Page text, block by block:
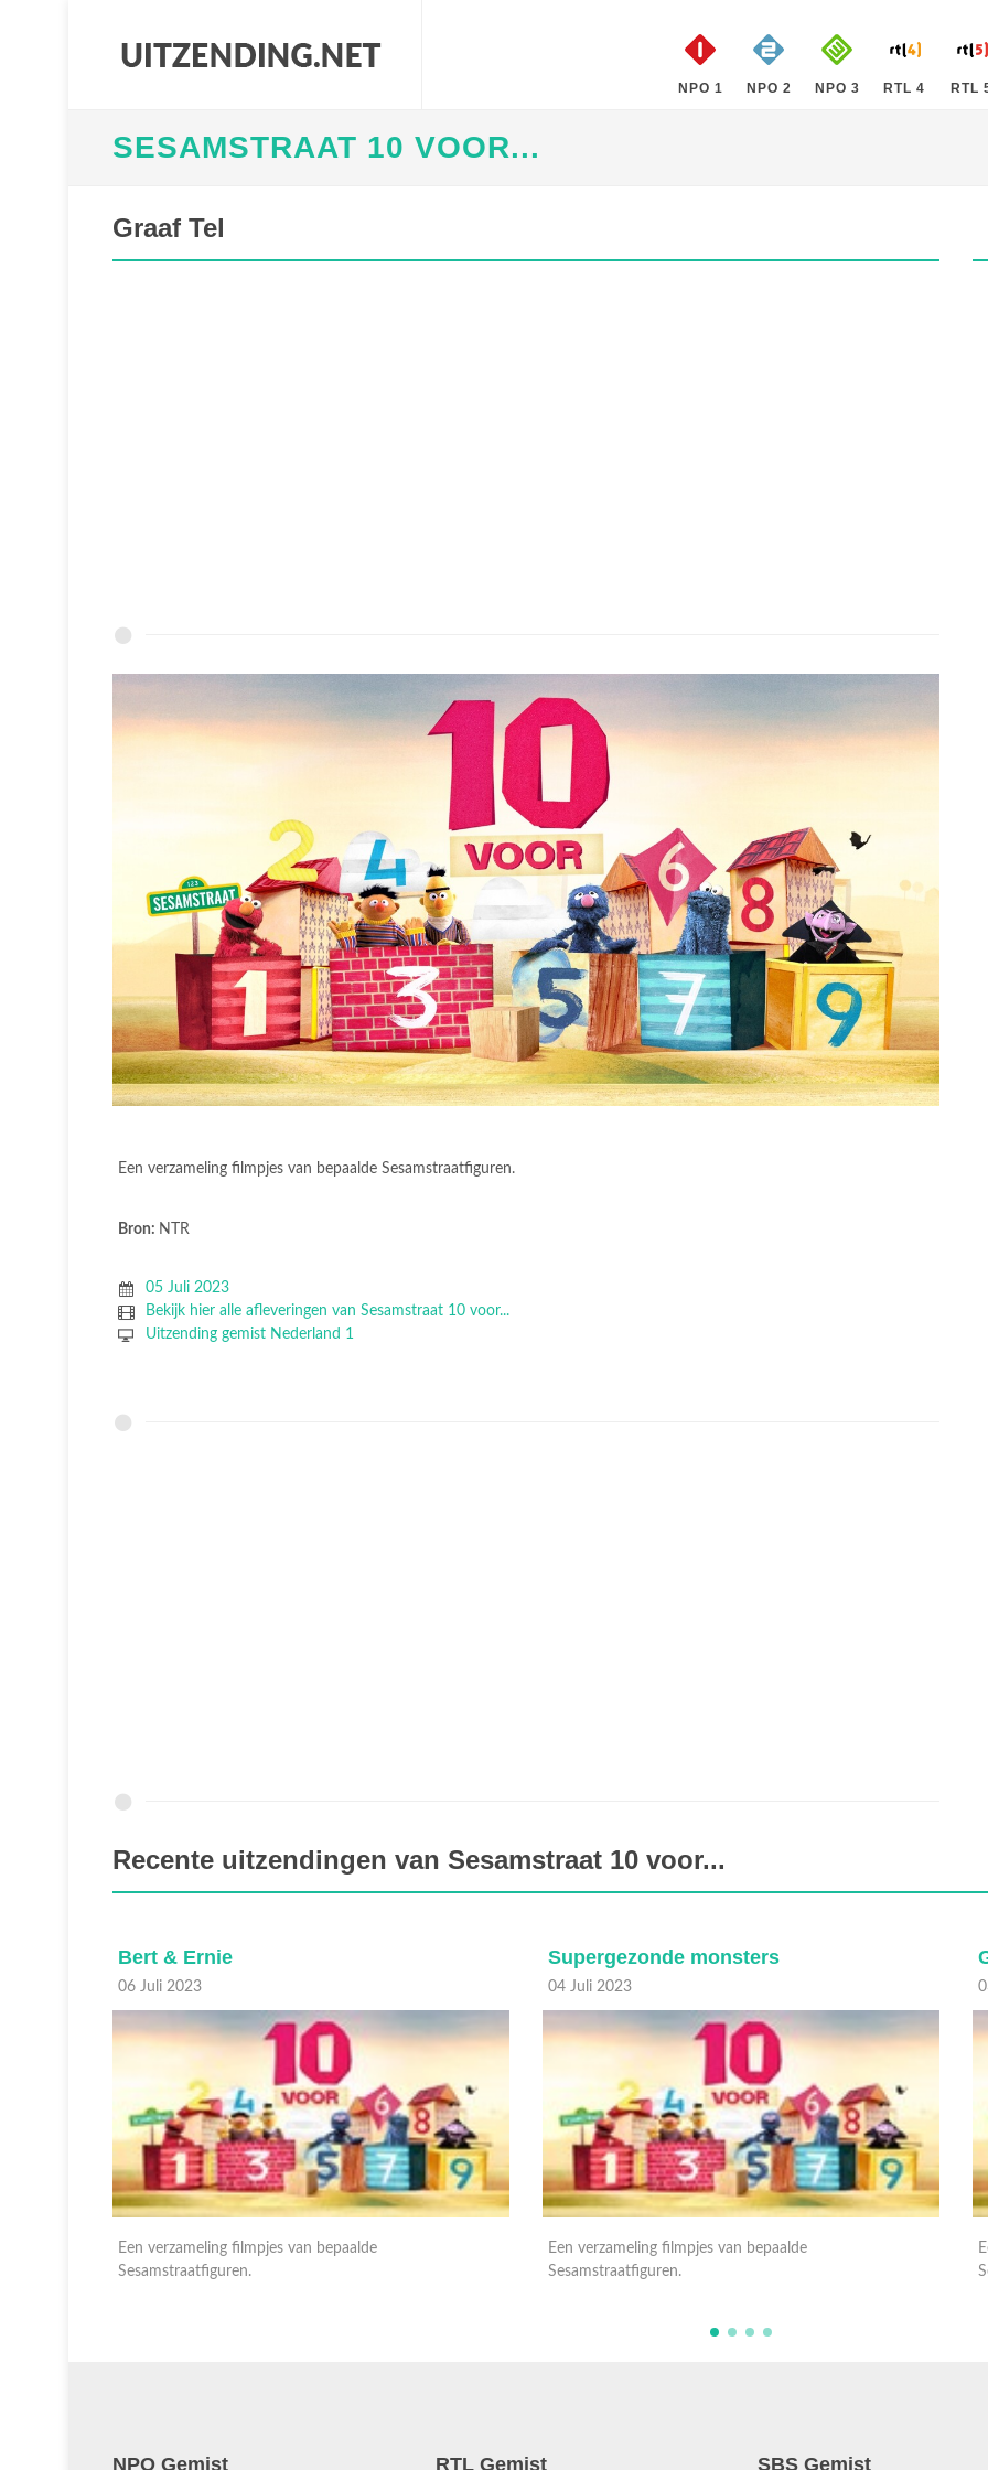
NPO 1 NPO 2 NPO 3 RTL 4 RTL
SESAMSTRAAT 10 VOOR...
Graaf Tel
Een verzameling filmpjes van bepaalde Sesamstraatfiguren.
Bron: NTR
05 Juli 2023
Bekijk hier alle afleveringen van Sesamstraat 10 voor...
Uitzending gemist Nederland 1
Recente uitzendingen van Sesamstraat 10 voor...
Supergezonde monsters
04 Juli 2023
Een verzameling filmpjes van bepaalde
Sesamstraatfiguren.
Grover
03 Juli 2023
Een verzameling filmpjes van bepaalde
Sesamstraatfiguren.
NPO Gemist RTL Gemist SBS Gemist